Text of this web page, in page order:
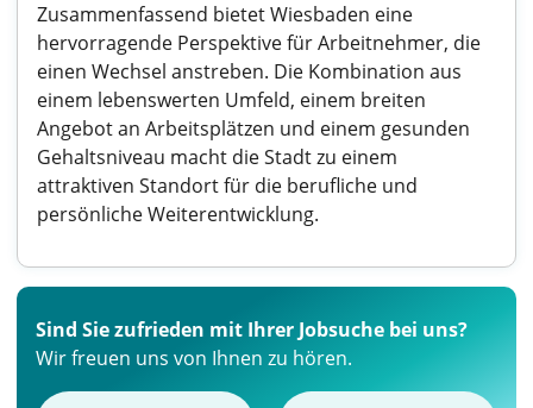
Zusammenfassend bietet Wiesbaden eine
hervorragende Perspektive für Arbeitnehmer, die
einen Wechsel anstreben. Die Kombination aus
einem lebenswerten Umfeld, einem breiten
Angebot an Arbeitsplätzen und einem gesunden
Gehaltsniveau macht die Stadt zu einem
attraktiven Standort für die berufliche und
persönliche Weiterentwicklung.
Sind Sie zufrieden mit Ihrer Jobsuche bei uns?
Wir freuen uns von Ihnen zu hören.